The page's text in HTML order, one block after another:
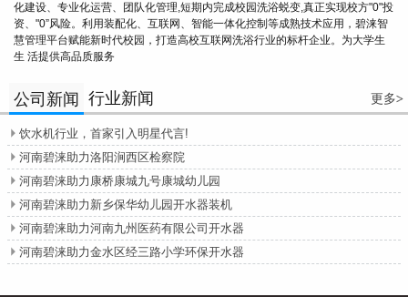
化建设、专业化运营、团队化管理,短期内完成校园洗浴蜕变,真正实现校方"0"投
资、"0”风险。利用装配化、互联网、智能一体化控制等成熟技术应用，碧涞智
慧管理平台赋能新时代校园，打造高校互联网洗浴行业的标杆企业。为大学生
生 活提供高品质服务
公司新闻 行业新闻 更多>
 饮水机行业，首家引入明星代言!
 河南碧涞助力洛阳涧西区检察院
 河南碧涞助力康桥康城九号康城幼儿园
 河南碧涞助力新乡保华幼儿园开水器装机
 河南碧涞助力河南九州医药有限公司开水器
 河南碧涞助力金水区经三路小学环保开水器